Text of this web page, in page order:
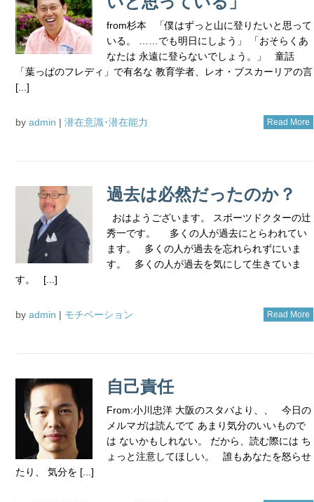
from杉本 「僕はずっと山に登りたいと思って
いる。 ……でも明日にしよう」 「おそらくあ
なたは 永遠に登らないでしょう。」 童話
「葉っぱのフレディ」で有名な 教育学者、レオ・ブスカーリアの言
[...]
by admin | 潜在意識･潜在能力 Read More
過去は必然だったのか？
おはようございます。 スポーツドクターの辻
秀一です。 多くの人が過去にとらわれてい
ます。 多くの人が過去を忘れられずにいま
す。 多くの人が過去を気にして生きていま
す。 [...]
by admin | モチベーション Read More
自己責任
From:小川忠洋 大阪のスタバより、、 今日の
メルマガは読んでて あまり気分のいいもので
は ないかもしれない。 だから、読む際には ち
ょっと注意してほしい。 誰もあなたを怒らせ
たり、 気分を [...]